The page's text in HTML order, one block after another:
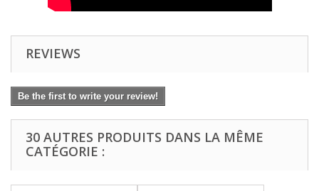
REVIEWS
Be the first to write your review!
30 AUTRES PRODUITS DANS LA MÊME
CATÉGORIE :